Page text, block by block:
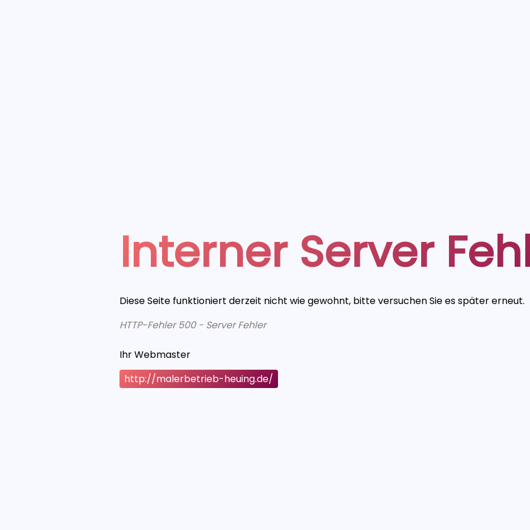
Interner Server
Diese Seite funktioniert derzeit nicht wie gewohnt, bitte versuchen Sie es später erneut.
HTTP-Fehler 500 - Server Fehler
Ihr Webmaster
http://malerbetrieb-heuing.de/